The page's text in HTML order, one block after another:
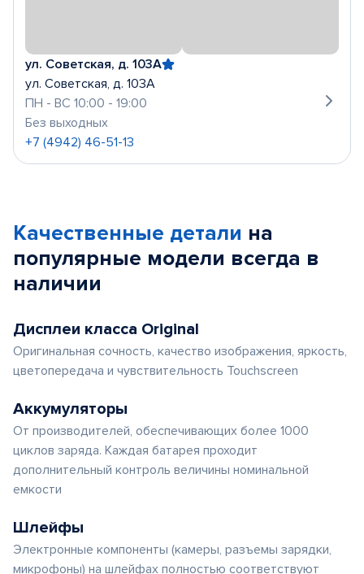
ул. Советская, д. 103А
ул. Советская, д. 103А
ПН - ВС 10:00 - 19:00
Без выходных
+7 (4942) 46-51-13
Качественные детали на
популярные модели всегда в
наличии
Дисплеи класса Original
Оригинальная сочность, качество изображения, яркость,
цветопередача и чувствительность Touchscreen
Аккумуляторы
От производителей, обеспечивающих более 1000
циклов заряда. Каждая батарея проходит
дополнительный контроль величины номинальной
емкости
Шлейфы
Электронные компоненты (камеры, разъемы зарядки,
микрофоны) на шлейфах полностью соответствуют